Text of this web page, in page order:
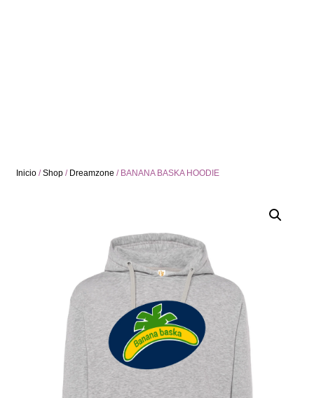
Inicio /Shop / Dreamzone / BANANA BASKA HOODIE